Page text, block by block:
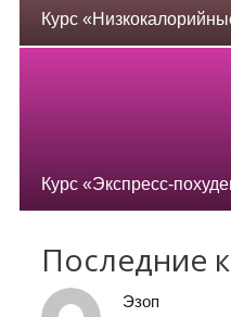
Курс
Курс «Экспресс-
Последние
Эзоп